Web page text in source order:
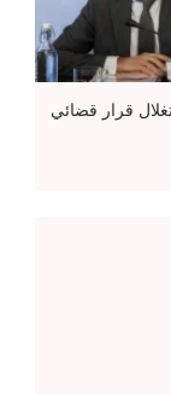
قرار قضائي